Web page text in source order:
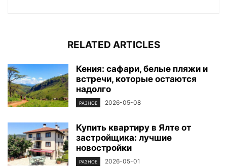
RELATED ARTICLES
Кения: сафари, белые пляжи и
встречи, которые остаются
надолго
РАЗНОЕ 2026-05-08
Купить квартиру в Ялте от
застройщика: лучшие
новостройки
РАЗНОЕ 2026-05-01